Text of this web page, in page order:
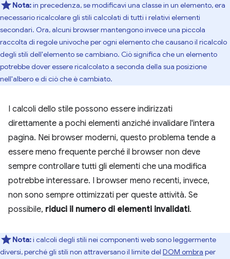
Nota:in precedenza, se modificavi una classe in un elemento, era
necessario ricalcolare gli stili calcolati di tutti i relativi elementi
secondari. Ora, alcuni browser mantengono invece una piccola
raccolta di regole univoche per ogni elemento che causano il ricalcolo
degli stili dell'elemento se cambiano. Ciò significa che un elemento
potrebbe dover essere ricalcolato a seconda della sua posizione
nell'albero e di ciò che è cambiato.
I calcoli dello stile possono essere indirizzati
direttamente a pochi elementi anziché invalidare l'intera
pagina. Nei browser moderni, questo problema tende a
essere meno frequente perché il browser non deve
sempre controllare tutti gli elementi che una modifica
potrebbe interessare. I browser meno recenti, invece,
non sono sempre ottimizzati per queste attività. Se
possibile, riduci il numero di elementi invalidati.
Nota:i calcoli degli stili nei componenti web sono leggermente
diversi, perché gli stili non attraversano il limite del DOM ombra per